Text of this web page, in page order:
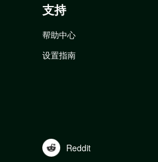
支持
帮助中心
设置指南
Reddit